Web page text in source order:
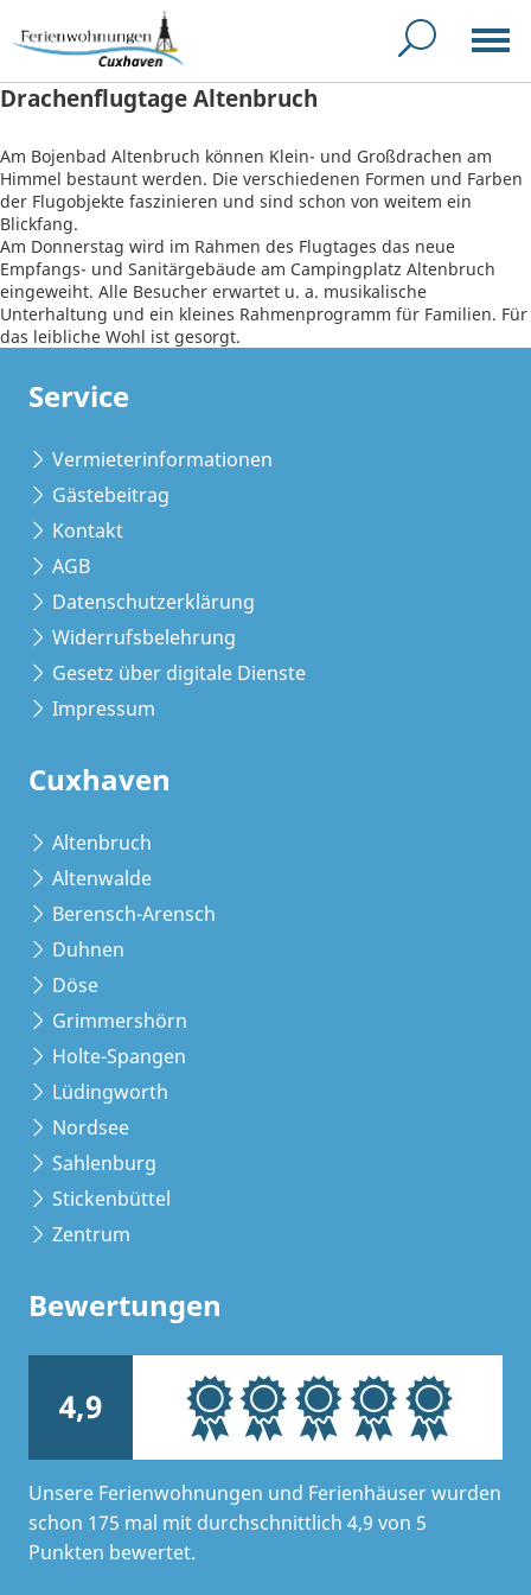
Drachenflugtage Altenbruch
Am Bojenbad Altenbruch können Klein- und Großdrachen am
Himmel bestaunt werden. Die verschiedenen Formen und Farben
der Flugobjekte faszinieren und sind schon von weitem ein
Blickfang.
Am Donnerstag wird im Rahmen des Flugtages das neue
Empfangs- und Sanitärgebäude am Campingplatz Altenbruch
eingeweiht. Alle Besucher erwartet u. a. musikalische
Unterhaltung und ein kleines Rahmenprogramm für Familien. Für
das leibliche Wohl ist gesorgt.
Service
Vermieterinformationen
Gästebeitrag
Kontakt
AGB
Datenschutzerklärung
Widerrufsbelehrung
Gesetz über digitale Dienste
Impressum
Cuxhaven
Altenbruch
Altenwalde
Berensch-Arensch
Duhnen
Döse
Grimmershörn
Holte-Spangen
Lüdingworth
Nordsee
Sahlenburg
Stickenbüttel
Zentrum
Bewertungen
4,9
Unsere Ferienwohnungen und Ferienhäuser wurden
schon 175 mal mit durchschnittlich 4,9 von 5
Punkten bewertet.